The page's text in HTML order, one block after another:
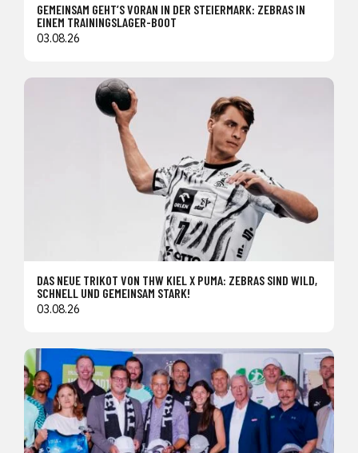
GEMEINSAM GEHT’S VORAN IN DER STEIERMARK: ZEBRAS IN
EINEM TRAININGSLAGER-BOOT
03.08.26
DAS NEUE TRIKOT VON THW KIEL X PUMA: ZEBRAS SIND WILD,
SCHNELL UND GEMEINSAM STARK!
03.08.26